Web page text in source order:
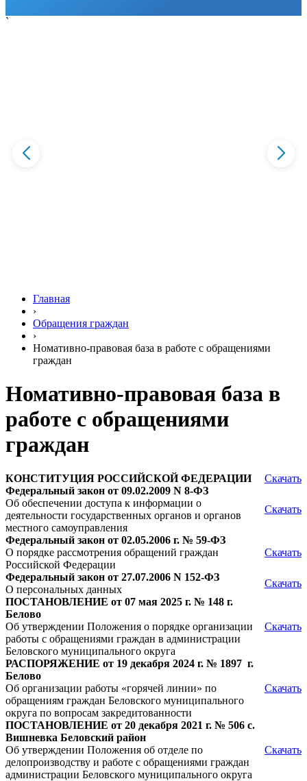
`
Главная
›
Обращения граждан
›
Номативно-правовая база в работе с обращениями
граждан
Номативно-правовая база в
работе с обращениями
граждан
КОНСТИТУЦИЯ РОССИЙСКОЙ ФЕДЕРАЦИИ
Скачать
Федеральный закон от 09.02.2009 N 8-ФЗ
Об обеспечении доступа к информации о
деятельности государственных органов и органов
местного самоуправления
Скачать
Федеральный закон от 02.05.2006 г. № 59-ФЗ
О порядке рассмотрения обращений граждан
Российской Федерации
Скачать
Федеральный закон от 27.07.2006 N 152-ФЗ
О персональных данных
Скачать
ПОСТАНОВЛЕНИЕ от 07 мая 2025 г. № 148 г.
Белово
Об утверждении Положения о порядке организации
работы с обращениями граждан в администрации
Беловского муниципального округа
Скачать
РАСПОРЯЖЕНИЕ от 19 декабря 2024 г. № 1897 г.
Белово
Об организации работы «горячей линии» по
обращениям граждан Беловского муниципального
округа по вопросам закредитованности
Скачать
ПОСТАНОВЛЕНИЕ от 20 декабря 2021 г. № 506 с.
Вишневка Беловский район
Об утверждении Положения об отделе по
делопроизводству и работе с обращениями граждан
администрации Беловского муниципального округа
Скачать